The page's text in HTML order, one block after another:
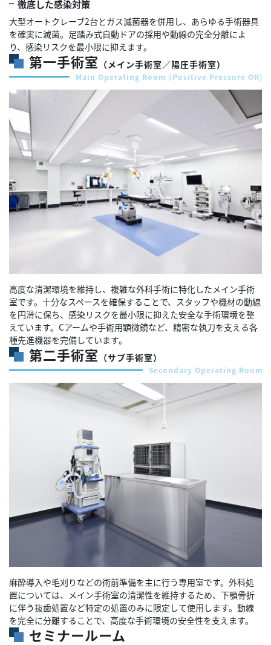
徹底した感染対策
大型オートクレーブ2台とガス滅菌器を併用し、あらゆる手術器具
を確実に滅菌。足踏み式自動ドアの採用や動線の完全分離によ
り、感染リスクを最小限に抑えます。
第一手術室 （メイン手術室／陽圧手術室）
Main Operating Room (Positive Pressure OR)
高度な清潔環境を維持し、複雑な外科手術に特化したメイン手術
室です。十分なスペースを確保することで、スタッフや機材の動線
を円滑に保ち、感染リスクを最小限に抑えた安全な手術環境を整
えています。Cアームや手術用顕微鏡など、精密な執刀を支える各
種先進機器を完備しています。
第二手術室 （サブ手術室）
Secondary Operating Room
麻酔導入や毛刈りなどの術前準備を主に行う専用室です。外科処
置については、メイン手術室の清潔性を維持するため、下顎骨折
に伴う抜歯処置など特定の処置のみに限定して使用します。動線
を完全に分離することで、高度な手術環境の安全性を支えます。
セミナールーム